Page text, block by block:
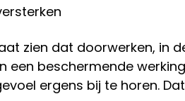
zien dat doorwerken, in
beschermende
ergens bij te horen.